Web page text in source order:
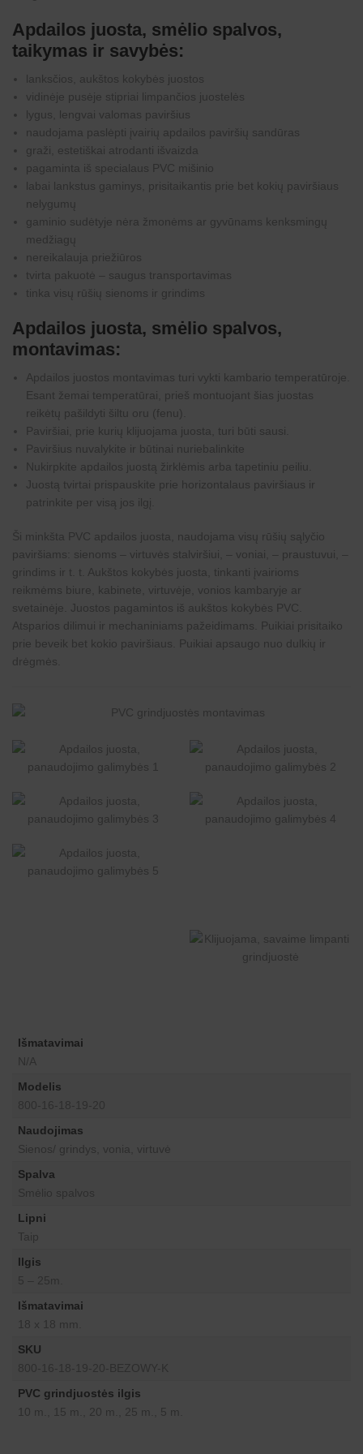
Apdailos juosta, smėlio spalvos,
taikymas ir savybės:
lanksčios, aukštos kokybės juostos
vidinėje pusėje stipriai limpančios juostelės
lygus, lengvai valomas paviršius
naudojama paslėpti įvairių apdailos paviršių sandūras
graži, estetiškai atrodanti išvaizda
pagaminta iš specialaus PVC mišinio
labai lankstus gaminys, prisitaikantis prie bet kokių paviršiaus
nelygumų
gaminio sudėtyje nėra žmonėms ar gyvūnams kenksmingų
medžiagų
nereikalauja priežiūros
tvirta pakuotė – saugus transportavimas
tinka visų rūšių sienoms ir grindims
Apdailos juosta, smėlio spalvos,
montavimas:
Apdailos juostos montavimas turi vykti kambario temperatūroje.
Esant žemai temperatūrai, prieš montuojant šias juostas
reikėtų pašildyti šiltu oru (fenu).
Paviršiai, prie kurių klijuojama juosta, turi būti sausi.
Paviršius nuvalykite ir būtinai nuriebalinkite
Nukirpkite apdailos juostą žirklėmis arba tapetiniu peiliu.
Juostą tvirtai prispauskite prie horizontalaus paviršiaus ir
patrinkite per visą jos ilgį.
Ši minkšta PVC apdailos juosta, naudojama visų rūšių sąlyčio
paviršiams: sienoms – virtuvės stalviršiui, – voniai, – praustuvui, –
grindims ir t. t. Aukštos kokybės juosta, tinkanti įvairioms
reikmėms biure, kabinete, virtuvėje, vonios kambaryje ar
svetainėje. Juostos pagamintos iš aukštos kokybės PVC.
Atsparios dilimui ir mechaniniams pažeidimams. Puikiai prisitaiko
prie beveik bet kokio paviršiaus. Puikiai apsaugo nuo dulkių ir
drėgmės.
Išmatavimai
N/A
Modelis
Naudojimas
Sienos/ grindys, vonia, virtuvė
Spalva
Lipni
Taip
Ilgis
Išmatavimai
18 x 18 mm.
SKU
PVC grindjuostės ilgis
10 m., 15 m., 20 m., 25 m., 5 m.